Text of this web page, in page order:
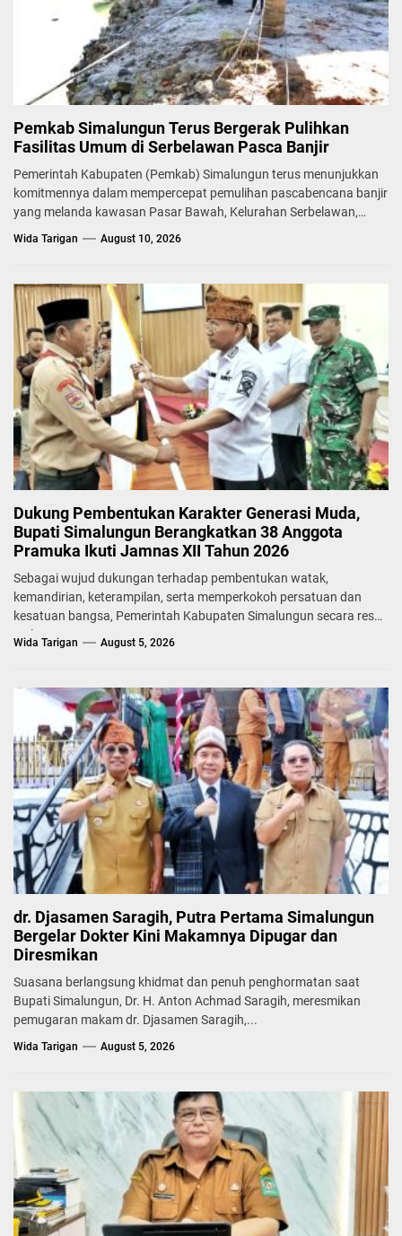
Pemkab Simalungun Terus Bergerak Pulihkan
Fasilitas Umum di Serbelawan Pasca Banjir
Pemerintah Kabupaten (Pemkab) Simalungun terus menunjukkan
komitmennya dalam mempercepat pemulihan pascabencana banjir
yang melanda kawasan Pasar Bawah, Kelurahan Serbelawan,
Kecamatan...
Wida Tarigan August 10, 2026
Dukung Pembentukan Karakter Generasi Muda,
Bupati Simalungun Berangkatkan 38 Anggota
Pramuka Ikuti Jamnas XII Tahun 2026
Sebagai wujud dukungan terhadap pembentukan watak,
kemandirian, keterampilan, serta memperkokoh persatuan dan
kesatuan bangsa, Pemerintah Kabupaten Simalungun secara resmi
melepas...
Wida Tarigan August 5, 2026
dr. Djasamen Saragih, Putra Pertama Simalungun
Bergelar Dokter Kini Makamnya Dipugar dan
Diresmikan
Suasana berlangsung khidmat dan penuh penghormatan saat
Bupati Simalungun, Dr. H. Anton Achmad Saragih, meresmikan
pemugaran makam dr. Djasamen Saragih,...
Wida Tarigan August 5, 2026